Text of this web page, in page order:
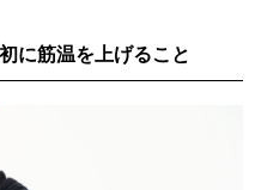
に筋温を上げること